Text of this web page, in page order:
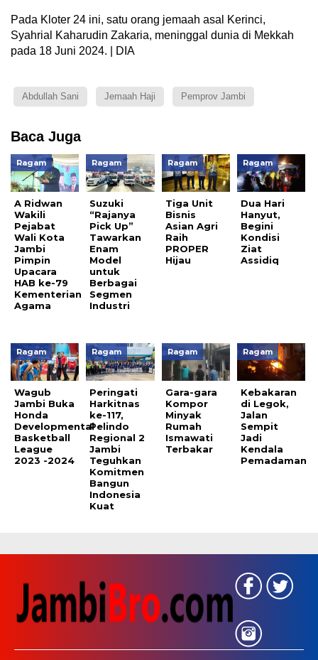
Pada Kloter 24 ini, satu orang jemaah asal Kerinci,
Syahrial Kaharudin Zakaria, meninggal dunia di Mekkah
pada 18 Juni 2024. | DIA
Abdullah Sani Jemaah Haji Pemprov Jambi
Baca Juga
Ragam
A Ridwan
Wakili
Pejabat
Wali Kota
Jambi
Pimpin
Upacara
HAB ke-79
Kementerian
Agama
Ragam
Suzuki
“Rajanya
Pick Up”
Tawarkan
Enam
Model
untuk
Berbagai
Segmen
Industri
Ragam
Tiga Unit
Bisnis
Asian Agri
Raih
PROPER
Hijau
Ragam
Dua Hari
Hanyut,
Begini
Kondisi
Ziat
Assidiq
Ragam
Wagub
Jambi Buka
Honda
Developmental
Basketball
League
2023 -2024
Ragam
Peringati
Harkitnas
ke-117,
Pelindo
Regional 2
Jambi
Teguhkan
Komitmen
Bangun
Indonesia
Kuat
Ragam
Gara-gara
Kompor
Minyak
Rumah
Ismawati
Terbakar
Ragam
Kebakaran
di Legok,
Jalan
Sempit
Jadi
Kendala
Pemadaman